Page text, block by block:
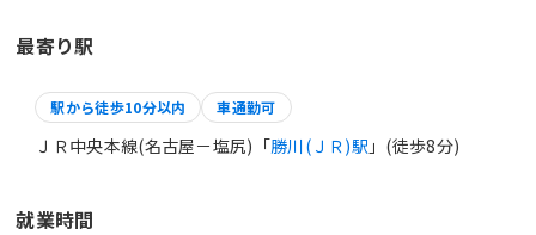
最寄り駅
駅から徒歩10分以内 車通勤可
ＪＲ中央本線(名古屋－塩尻)「勝川(ＪＲ)駅 」(徒歩8分)
就業時間